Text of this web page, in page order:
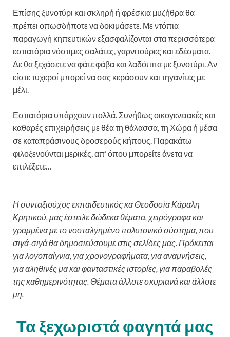
Επίσης ξυνοτύρι και σκληρή ή φρέσκια μυζήθρα θα
πρέπει οπωσδήποτε να δοκιμάσετε. Με ντόπια
παραγωγή κηπευτικών εξασφαλίζονται στα περισσότερα
εστιατόρια νόστιμες σαλάτες, γαρνιτούρες και εδέσματα.
Δε θα ξεχάσετε να φάτε φάβα και λαδόπιτα με ξυνοτύρι. Αν
είστε τυχεροί μπορεί να σας κεράσουν και τηγανίτες με
μέλι.
Εστιατόρια υπάρχουν πολλά. Συνήθως οικογενειακές και
καθαρές επιχειρήσεις με θέα τη θάλασσα, τη Χώρα ή μέσα
σε καταπράσινους δροσερούς κήπους. Παρακάτω
φιλοξενούνται μερικές, απ’ όπου μπορείτε άνετα να
επιλέξετε…
Η συνταξιούχος εκπαιδευτικός κα Θεοδοσία Κάραλη
Κρητικού, μας έστειλε δώδεκα θέματα, χειρόγραφα και
γραμμένα με το νοσταλγημένο πολυτονικό σύστημα, που
σιγά-σιγά θα δημοσιεύσουμε στις σελίδες μας. Πρόκειται
για λογοπαίγνια, για χρονογραφήματα, για αναμνήσεις,
για αληθινές μα και φανταστικές ιστορίες, για παραβολές
της καθημερινότητας. Θέματα άλλοτε σκυριανά και άλλοτε
μη.
Τα ξεχωριστά φαγητά μας